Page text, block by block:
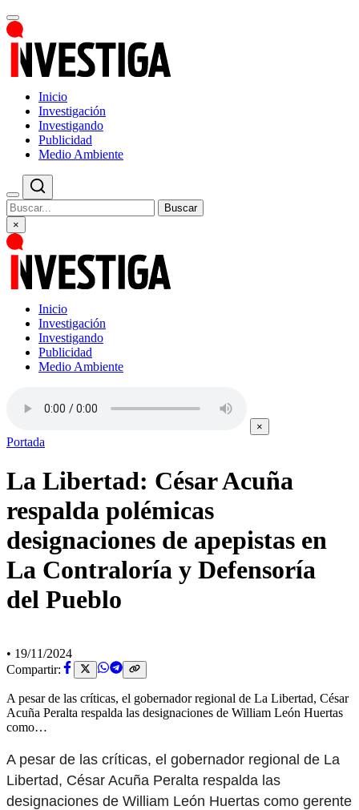
Inicio
Investigación
Investigando
Publicidad
Medio Ambiente
Buscar
×
Inicio
Investigación
Investigando
Publicidad
Medio Ambiente
×
Portada
La Libertad: César Acuña
respalda polémicas
designaciones de apepistas en
La Contraloría y Defensoría
del Pueblo
• 19/11/2024
Compartir:
A pesar de las críticas, el gobernador regional de La Libertad, César
Acuña Peralta respalda las designaciones de William León Huertas
como…
A pesar de las críticas, el gobernador regional de La
Libertad, César Acuña Peralta respalda las
designaciones de William León Huertas como gerente